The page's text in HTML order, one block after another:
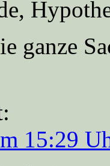
ganze
15:29